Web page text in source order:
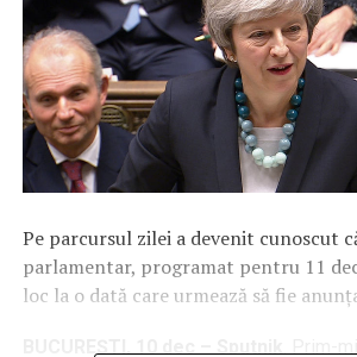
Pe parcursul zilei a devenit cunoscut
parlamentar, programat pentru 11
loc la o dată care urmează să fie